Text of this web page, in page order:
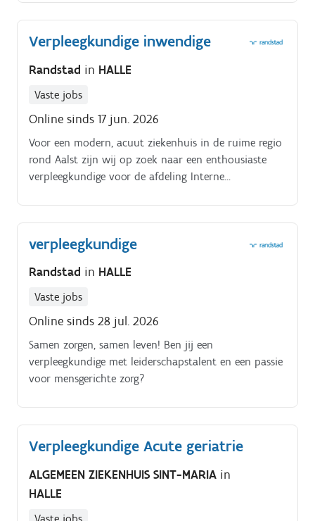
Verpleegkundige inwendige
Randstad in HALLE
Vaste jobs
Online sinds 17 jun. 2026
Voor een modern, acuut ziekenhuis in de ruime regio
rond Aalst zijn wij op zoek naar een enthousiaste
verpleegkundige voor de afdeling Interne
patiënten met uiteenlopende en complexe
internistische ziektebeelden.
verpleegkundige
Randstad in HALLE
Vaste jobs
Online sinds 28 jul. 2026
Samen zorgen, samen leven! Ben jij een
verpleegkundige met leiderschapstalent en een passie
voor mensgerichte zorg?
Verpleegkundige Acute geriatrie
ALGEMEEN ZIEKENHUIS SINT-MARIA in
HALLE
Vaste jobs